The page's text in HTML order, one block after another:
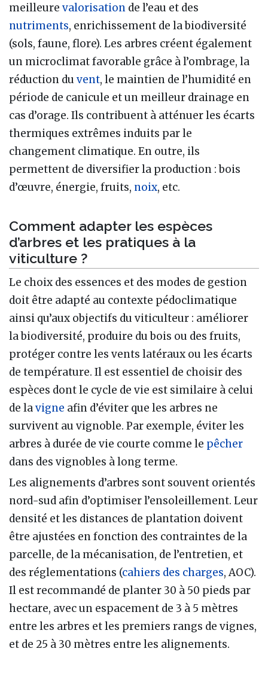
meilleure valorisation de l’eau et des
nutriments, enrichissement de la biodiversité
(sols, faune, flore). Les arbres créent également
un microclimat favorable grâce à l’ombrage, la
réduction du vent, le maintien de l’humidité en
période de canicule et un meilleur drainage en
cas d’orage. Ils contribuent à atténuer les écarts
thermiques extrêmes induits par le
changement climatique. En outre, ils
permettent de diversifier la production : bois
d’œuvre, énergie, fruits, noix, etc.
Comment adapter les espèces
d’arbres et les pratiques à la
viticulture ?
Le choix des essences et des modes de gestion
doit être adapté au contexte pédoclimatique
ainsi qu’aux objectifs du viticulteur : améliorer
la biodiversité, produire du bois ou des fruits,
protéger contre les vents latéraux ou les écarts
de température. Il est essentiel de choisir des
espèces dont le cycle de vie est similaire à celui
de lavigne afin d’éviter que les arbres ne
survivent au vignoble. Par exemple, éviter les
arbres à durée de vie courte comme le pêcher
dans des vignobles à long terme.
Les alignements d’arbres sont souvent orientés
nord-sud afin d’optimiser l’ensoleillement. Leur
densité et les distances de plantation doivent
être ajustées en fonction des contraintes de la
parcelle, de la mécanisation, de l’entretien, et
des réglementations (cahiers des charges, AOC).
Il est recommandé de planter 30 à 50 pieds par
hectare, avec un espacement de 3 à 5 mètres
entre les arbres et les premiers rangs de vignes,
et de 25 à 30 mètres entre les alignements.